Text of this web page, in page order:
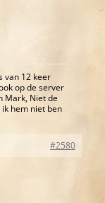
van 12 keer
op de server
Mark, Niet de
hem niet ben
#2580